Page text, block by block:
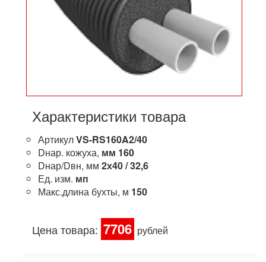
Характеристики товара
АртикулVS-RS160A2/40
Dнар. кожуха, мм 160
Dнар/Dвн, мм 2х40 / 32,6
Ед. изм. мп
Макс.длина бухты, м 150
Цена товара: 7706 рублей